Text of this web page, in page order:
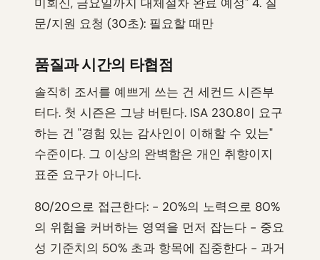
문/지원 요청 (30초): 필요할 때만
품질과 시간의 타협점
솔직히 조서를 예쁘게 쓰는 건 세컨드 시즌부
터다. 첫 시즌은 그냥 버틴다. ISA 230.8이 요구
하는 건 "경험 있는 감사인이 이해할 수 있는"
수준이다. 그 이상의 완벽함은 개인 취향이지
표준 요구가 아니다.
80/20으로 접근한다: - 20%의 노력으로 80%
의 위험을 커버하는 영역을 먼저 잡는다 - 중요
성 기준치의 50% 초과 항목에 집중한다 - 과거